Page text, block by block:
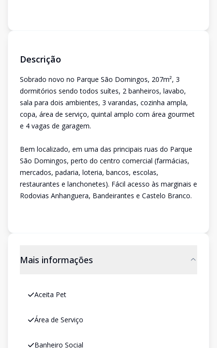
Descrição
Sobrado novo no Parque São Domingos, 207m², 3
dormitórios sendo todos suítes, 2 banheiros, lavabo,
sala para dois ambientes, 3 varandas, cozinha ampla,
copa, área de serviço, quintal amplo com área gourmet
e 4 vagas de garagem.
Bem localizado, em uma das principais ruas do Parque
São Domingos, perto do centro comercial (farmácias,
mercados, padaria, loteria, bancos, escolas,
restaurantes e lanchonetes). Fácil acesso às marginais e
Rodovias Anhanguera, Bandeirantes e Castelo Branco.
Mais informações
Aceita Pet
Área de Serviço
Banheiro Social